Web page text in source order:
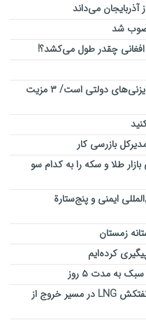
آذربایجان می‌داند
شد
افغانی چقدر طول می‌کشد؟!
صدور خدمات فنی و مهندسی نیازمند رایزنی‌های دولتی است/ ۳ مزیت
بازرسی کار
طلا و سکه را به کدام سو
ایمنی و پنج‌ستارة
زمستان
کرده‌ایم
به مدت ۵ روز
تلاش قطر برای عبور از تنگه هرمز / دو نفتکش LNG در مسیر خروج از